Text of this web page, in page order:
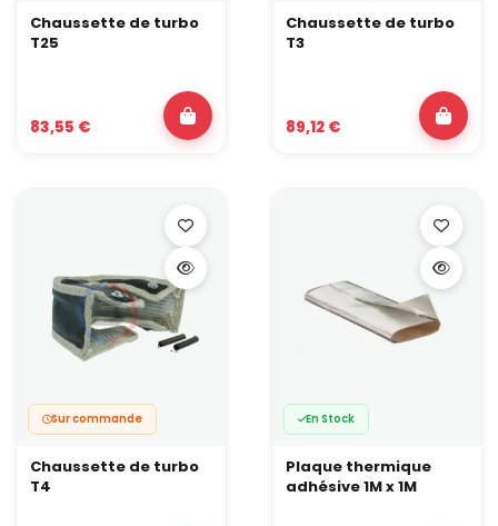
Chaussette de turbo
T25
83,55 €
Chaussette de turbo
T3
89,12 €
Sur commande
Chaussette de turbo
T4
En Stock
Plaque thermique
adhésive 1M x 1M